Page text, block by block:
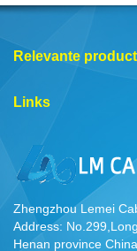
Relevante
Links
Zhengzhou Lemei
Address:
Henan province China